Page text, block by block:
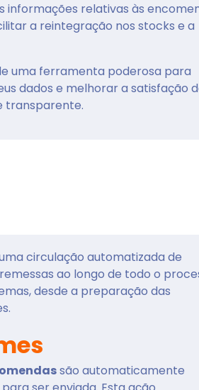
relativas às
a reintegração nos stocks e a
uma ferramenta poderosa para
dados e melhorar a satisfação
transparente.
circulação automatizada de
ao longo de todo o
desde a preparação das
são automaticamente